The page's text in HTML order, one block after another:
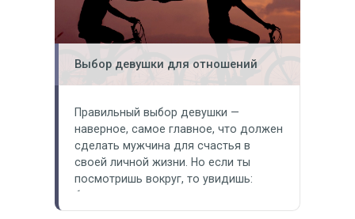
Выбор девушки для отношений
Правильный выбор девушки —
наверное, самое главное, что должен
сделать мужчина для счастья в
своей личной жизни. Но если ты
посмотришь вокруг, то увидишь:
большинство мужчин делает этот
выбор неосознанно, обрекая себя на